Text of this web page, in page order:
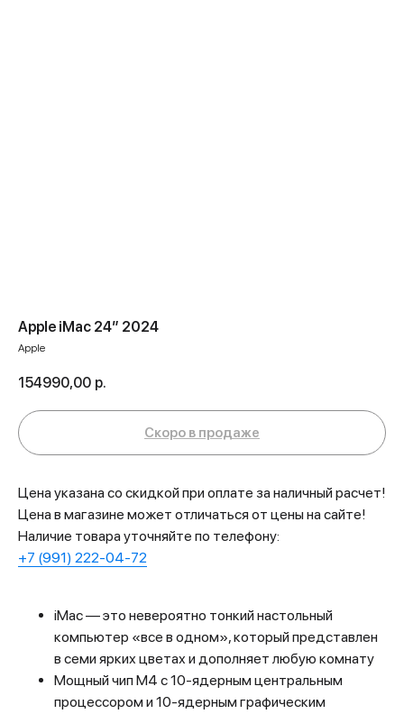
Apple iMac 24” 2024
Apple
154990,00 р.
Цена указана со скидкой при оплате за наличный расчет!
Цена в магазине может отличаться от цены на сайте!
Наличие товара уточняйте по телефону:
+7 (991) 222-04-72
iMac — это невероятно тонкий настольный
компьютер «все в одном», который представлен
в семи ярких цветах и ​​дополняет любую комнату
Мощный чип M4 с 10-ядерным центральным
процессором и 10-ядерным графическим